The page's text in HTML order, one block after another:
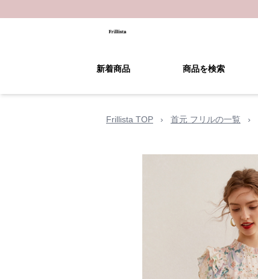
新着商品 商品を検索
Frillista TOP › 首元 フリルの一覧 ›